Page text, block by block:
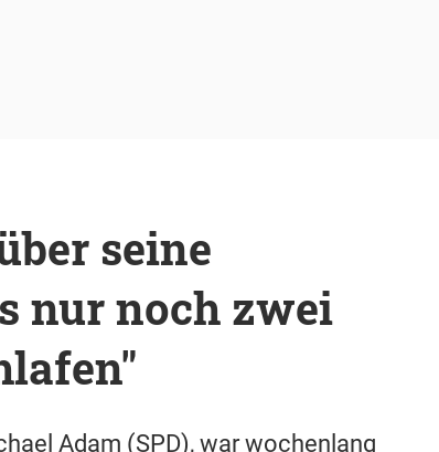
seine
nur noch zwei
Adam (SPD), war wochenlang